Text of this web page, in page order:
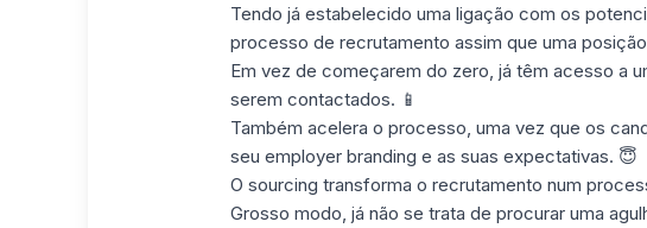
Tendo já estabelecido uma ligação com os
processo de recrutamento assim que uma
Em vez de começarem do zero, já têm acesso a
serem contactados. 📱
Também acelera o processo, uma vez que os
seu employer branding e as suas expectativas. 😇
O sourcing transforma o recrutamento num
Grosso modo, já não se trata de procurar uma